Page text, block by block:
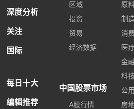
深度分析
关注
国际
每日十大
编辑推荐
区域
投资
贸易
经济数据
中国股票市场
A股行情
原
制
消
医
金融
科技
公
房